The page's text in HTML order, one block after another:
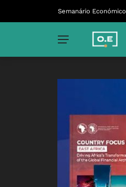
Semanário Económico